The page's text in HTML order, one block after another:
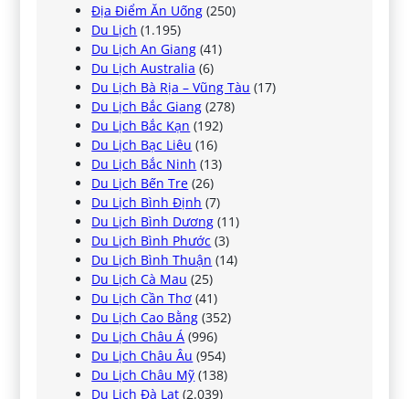
Địa Điểm Ăn Uống (250)
Du Lịch (1.195)
Du Lịch An Giang (41)
Du Lịch Australia (6)
Du Lịch Bà Rịa – Vũng Tàu (17)
Du Lịch Bắc Giang (278)
Du Lịch Bắc Kạn (192)
Du Lịch Bạc Liêu (16)
Du Lịch Bắc Ninh (13)
Du Lịch Bến Tre (26)
Du Lịch Bình Định (7)
Du Lịch Bình Dương (11)
Du Lịch Bình Phước (3)
Du Lịch Bình Thuận (14)
Du Lịch Cà Mau (25)
Du Lịch Cần Thơ (41)
Du Lịch Cao Bằng (352)
Du Lịch Châu Á (996)
Du Lịch Châu Âu (954)
Du Lịch Châu Mỹ (138)
Du Lịch Đà Lạt (2.039)